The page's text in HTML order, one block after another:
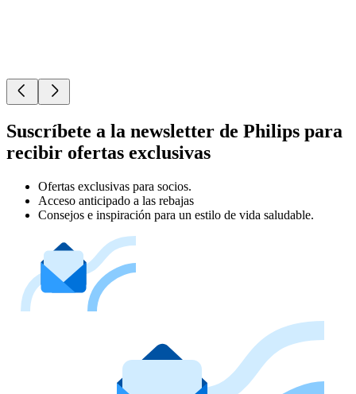
Suscríbete a la newsletter de Philips para
recibir ofertas exclusivas
Ofertas exclusivas para socios.
Acceso anticipado a las rebajas
Consejos e inspiración para un estilo de vida saludable.